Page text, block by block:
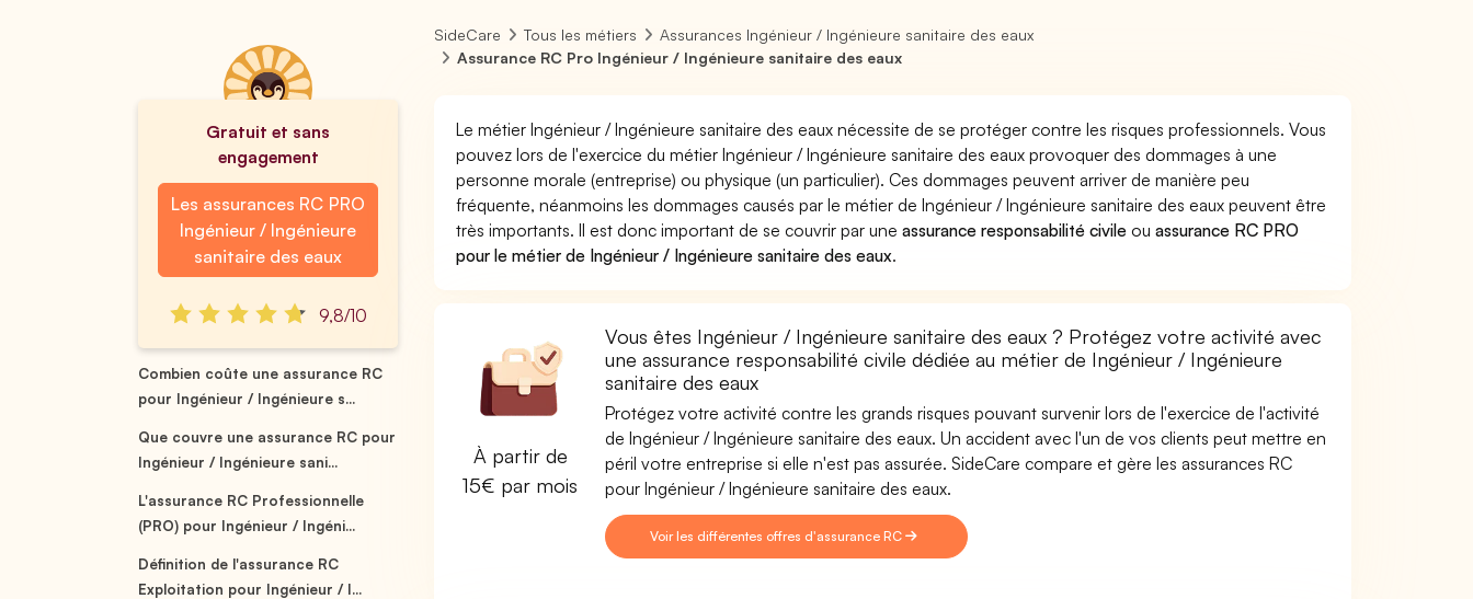
Gratuit et sans
engagement
Les assurances RC PRO
Ingénieur / Ingénieure
sanitaire des eaux
9,8/10
Combien coûte une assurance RC
pour Ingénieur / Ingénieure s...
Que couvre une assurance RC pour
Ingénieur / Ingénieure sani...
L'assurance RC Professionnelle
(PRO) pour Ingénieur / Ingéni...
Définition de l'assurance RC
Exploitation pour Ingénieur / I...
SideCare Tous les métiers
Assurances Ingénieur / Ingénieure sanitaire des eaux
Assurance RC Pro Ingénieur / Ingénieure sanitaire des eaux
Le métier Ingénieur / Ingénieure sanitaire des eaux nécessite de se protéger contre les risques professionnels. Vous
pouvez lors de l'exercice du métier Ingénieur / Ingénieure sanitaire des eaux provoquer des dommages à une
personne morale (entreprise) ou physique (un particulier). Ces dommages peuvent arriver de manière peu
fréquente, néanmoins les dommages causés par le métier de Ingénieur / Ingénieure sanitaire des eaux peuvent être
très importants. Il est donc important de se couvrir par uneassurance responsabilité civile ouassurance RC PRO
pour le métier de Ingénieur / Ingénieure sanitaire des eaux.
À partir de
15€ par mois
Vous êtes Ingénieur / Ingénieure sanitaire des eaux ? Protégez votre activité avec
une assurance responsabilité civile dédiée au métier de Ingénieur / Ingénieure
sanitaire des eaux
Protégez votre activité contre les grands risques pouvant survenir lors de l'exercice de l'activité
de Ingénieur / Ingénieure sanitaire des eaux. Un accident avec l'un de vos clients peut mettre en
péril votre entreprise si elle n'est pas assurée. SideCare compare et gère les assurances RC
pour Ingénieur / Ingénieure sanitaire des eaux.
Voir les différentes offres d'assurance RC